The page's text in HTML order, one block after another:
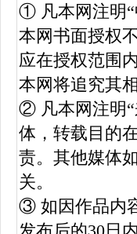
① 凡本网注明“
本网书面授权
应在授权范围
本网将追究其
② 凡本网注明“
体，转载目的
责。其他媒体
关。
③ 如因作品内
发布后的30日